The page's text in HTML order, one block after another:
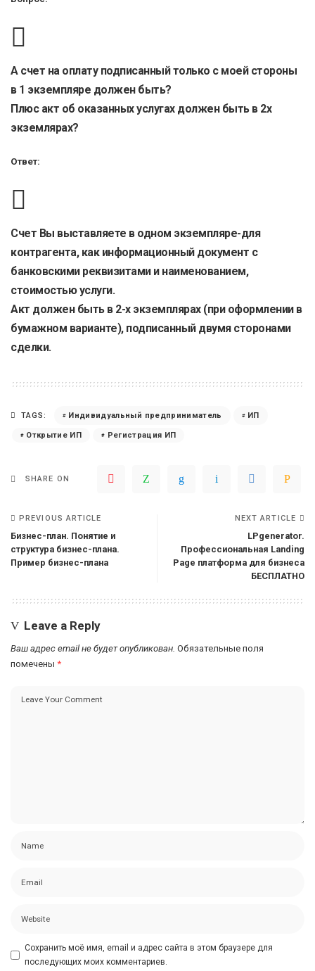
А счет на оплату подписанный только с моей стороны
в 1 экземпляре должен быть?
Плюс акт об оказанных услугах должен быть в 2х
экземлярах?
Ответ:
Счет Вы выставляете в одном экземпляре-для
контрагента, как информационный документ с
банковскими реквизитами и наименованием,
стоимостью услуги.
Акт должен быть в 2-х экземплярах (при оформлении в
бумажном варианте), подписанный двумя сторонами
сделки.
TAGS: Индивидуальный предприниматель ИП
Открытие ИП Регистрация ИП
SHARE ON
PREVIOUS ARTICLE
Бизнес-план. Понятие и
структура бизнес-плана.
Пример бизнес-плана
NEXT ARTICLE
LPgenerator.
Профессиональная Landing
Page платформа для бизнеса
БЕСПЛАТНО
Leave a Reply
Ваш адрес email не будет опубликован. Обязательные поля
помечены *
Сохранить моё имя, email и адрес сайта в этом браузере для
последующих моих комментариев.